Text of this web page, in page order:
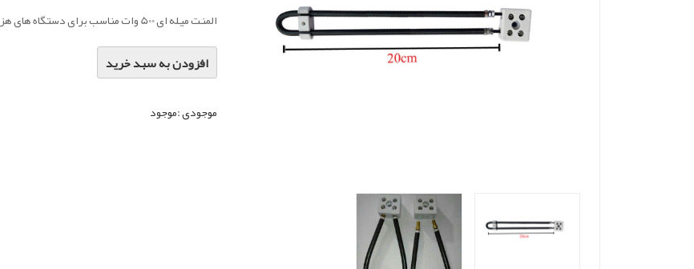
المنت میله ای 500 وات مناسب برای دستگاه های هزار تایی و ده هزار تایی
افزودن به سبد خرید
موجودی :موجود